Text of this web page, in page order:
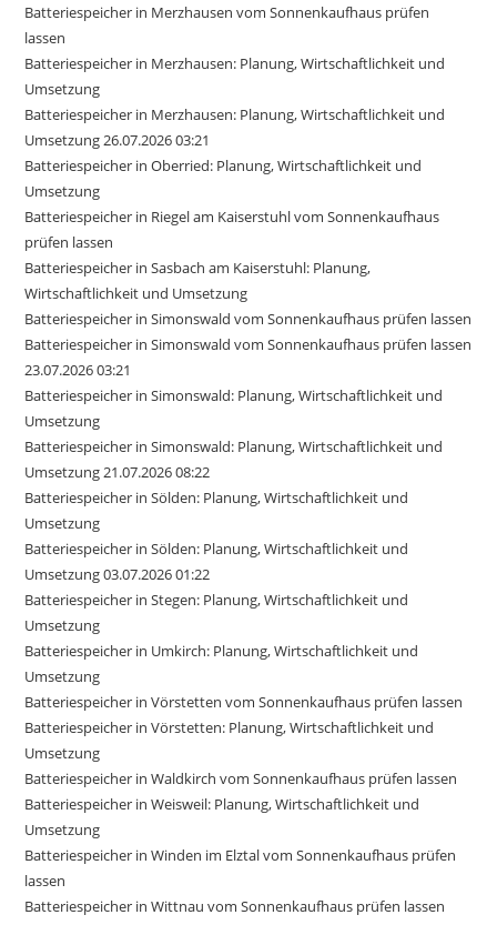
Batteriespeicher in Merzhausen vom Sonnenkaufhaus prüfen
lassen
Batteriespeicher in Merzhausen: Planung, Wirtschaftlichkeit und
Umsetzung
Batteriespeicher in Merzhausen: Planung, Wirtschaftlichkeit und
Umsetzung 26.07.2026 03:21
Batteriespeicher in Oberried: Planung, Wirtschaftlichkeit und
Umsetzung
Batteriespeicher in Riegel am Kaiserstuhl vom Sonnenkaufhaus
prüfen lassen
Batteriespeicher in Sasbach am Kaiserstuhl: Planung,
Wirtschaftlichkeit und Umsetzung
Batteriespeicher in Simonswald vom Sonnenkaufhaus prüfen lassen
Batteriespeicher in Simonswald vom Sonnenkaufhaus prüfen lassen
23.07.2026 03:21
Batteriespeicher in Simonswald: Planung, Wirtschaftlichkeit und
Umsetzung
Batteriespeicher in Simonswald: Planung, Wirtschaftlichkeit und
Umsetzung 21.07.2026 08:22
Batteriespeicher in Sölden: Planung, Wirtschaftlichkeit und
Umsetzung
Batteriespeicher in Sölden: Planung, Wirtschaftlichkeit und
Umsetzung 03.07.2026 01:22
Batteriespeicher in Stegen: Planung, Wirtschaftlichkeit und
Umsetzung
Batteriespeicher in Umkirch: Planung, Wirtschaftlichkeit und
Umsetzung
Batteriespeicher in Vörstetten vom Sonnenkaufhaus prüfen lassen
Batteriespeicher in Vörstetten: Planung, Wirtschaftlichkeit und
Umsetzung
Batteriespeicher in Waldkirch vom Sonnenkaufhaus prüfen lassen
Batteriespeicher in Weisweil: Planung, Wirtschaftlichkeit und
Umsetzung
Batteriespeicher in Winden im Elztal vom Sonnenkaufhaus prüfen
lassen
Batteriespeicher in Wittnau vom Sonnenkaufhaus prüfen lassen